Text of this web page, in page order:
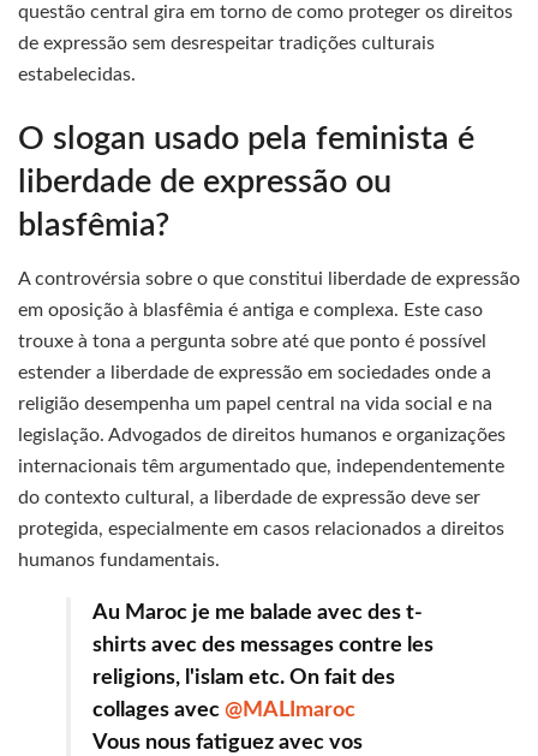
questão central gira em torno de como proteger os direitos
de expressão sem desrespeitar tradições culturais
estabelecidas.
O slogan usado pela feminista é
liberdade de expressão ou
blasfêmia?
A controvérsia sobre o que constitui liberdade de expressão
em oposição à blasfêmia é antiga e complexa. Este caso
trouxe à tona a pergunta sobre até que ponto é possível
estender a liberdade de expressão em sociedades onde a
religião desempenha um papel central na vida social e na
legislação. Advogados de direitos humanos e organizações
internacionais têm argumentado que, independentemente
do contexto cultural, a liberdade de expressão deve ser
protegida, especialmente em casos relacionados a direitos
humanos fundamentais.
Au Maroc je me balade avec des t-
shirts avec des messages contre les
religions, l'islam etc. On fait des
collages avec @MALImaroc
Vous nous fatiguez avec vos